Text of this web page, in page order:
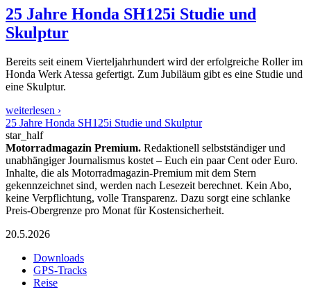
25 Jahre Honda SH125i Studie und
Skulptur
Bereits seit einem Vierteljahrhundert wird der erfolgreiche Roller im
Honda Werk Atessa gefertigt. Zum Jubiläum gibt es eine Studie und
eine Skulptur.
weiterlesen ›
25 Jahre Honda SH125i Studie und Skulptur
star_half
Motorradmagazin Premium. Redaktionell selbstständiger und
unabhängiger Journalismus kostet – Euch ein paar Cent oder Euro.
Inhalte, die als Motorradmagazin-Premium mit dem Stern
gekennzeichnet sind, werden nach Lesezeit berechnet. Kein Abo,
keine Verpflichtung, volle Transparenz. Dazu sorgt eine schlanke
Preis-Obergrenze pro Monat für Kostensicherheit.
20.5.2026
Downloads
GPS-Tracks
Reise